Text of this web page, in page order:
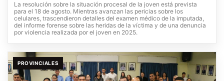
La resolución sobre la situación procesal de la joven está prevista
para el 18 de agosto. Mientras avanzan las pericias sobre los
celulares, trascendieron detalles del examen médico de la imputada,
del informe forense sobre las heridas de la víctima y de una denuncia
por violencia realizada por el joven en 2025.
PROVINCIALES